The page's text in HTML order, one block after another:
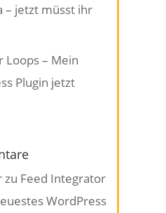
– jetzt müsst ihr
Loops – Mein
Plugin jetzt
zu Feed Integrator
WordPress